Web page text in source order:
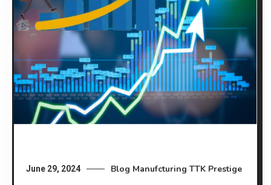
June 29, 2024 Blog Manufcturing TTK Prestige